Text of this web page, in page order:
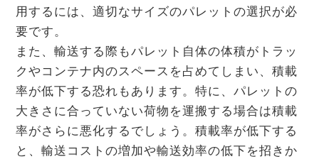
用するには、適切なサイズのパレットの選択が必
要です。
また、輸送する際もパレット自体の体積がトラッ
クやコンテナ内のスペースを占めてしまい、積載
率が低下する恐れもあります。特に、パレットの
大きさに合っていない荷物を運搬する場合は積載
率がさらに悪化するでしょう。積載率が低下する
と、輸送コストの増加や輸送効率の低下を招きか